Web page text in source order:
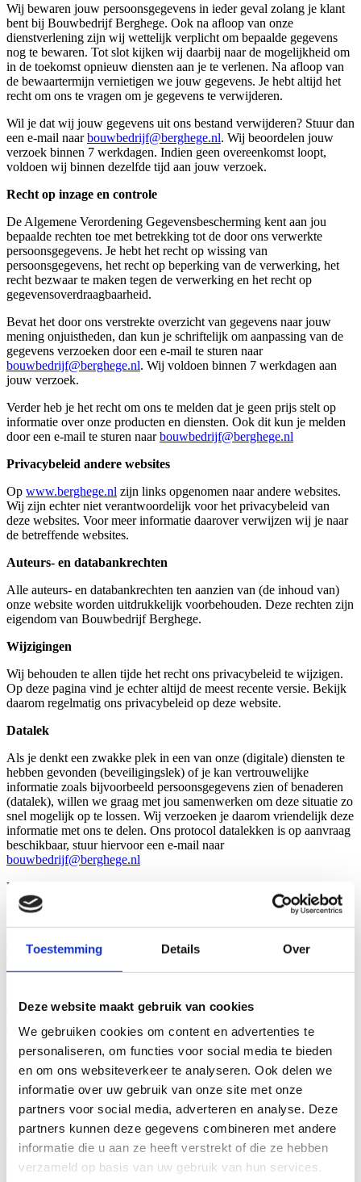
Toestemming Details Over
Deze website maakt gebruik van cookies
We gebruiken cookies om content en advertenties te
personaliseren, om functies voor social media te bieden
en om ons websiteverkeer te analyseren. Ook delen we
informatie over uw gebruik van onze site met onze
partners voor social media, adverteren en analyse. Deze
partners kunnen deze gegevens combineren met andere
informatie die u aan ze heeft verstrekt of die ze hebben
verzameld op basis van uw gebruik van hun services.
Wij bewaren jouw persoonsgegevens in ieder geval zolang je klant
bent bij Bouwbedrijf Berghege. Ook na afloop van onze
dienstverlening zijn wij wettelijk verplicht om bepaalde gegevens
nog te bewaren. Tot slot kijken wij daarbij naar de mogelijkheid om
in de toekomst opnieuw diensten aan je te verlenen. Na afloop van
de bewaartermijn vernietigen we jouw gegevens. Je hebt altijd het
recht om ons te vragen om je gegevens te verwijderen.
Wil je dat wij jouw gegevens uit ons bestand verwijderen? Stuur dan
een e-mail naarbouwbedrijf@berghege.nl. Wij beoordelen jouw
verzoek binnen 7 werkdagen. Indien geen overeenkomst loopt,
voldoen wij binnen dezelfde tijd aan jouw verzoek.
Recht op inzage en controle
De Algemene Verordening Gegevensbescherming kent aan jou
bepaalde rechten toe met betrekking tot de door ons verwerkte
persoonsgegevens. Je hebt het recht op wissing van
persoonsgegevens, het recht op beperking van de verwerking, het
recht bezwaar te maken tegen de verwerking en het recht op
gegevensoverdraagbaarheid.
Bevat het door ons verstrekte overzicht van gegevens naar jouw
mening onjuistheden, dan kun je schriftelijk om aanpassing van de
gegevens verzoeken door een e-mail te sturen naar
bouwbedrijf@berghege.nl. Wij voldoen binnen 7 werkdagen aan
jouw verzoek.
Verder heb je het recht om ons te melden dat je geen prijs stelt op
informatie over onze producten en diensten. Ook dit kun je melden
door een e-mail te sturen naarbouwbedrijf@berghege.nl
Privacybeleid andere websites
Op www.berghege.nl zijn links opgenomen naar andere websites.
Wij zijn echter niet verantwoordelijk voor het privacybeleid van
deze websites. Voor meer informatie daarover verwijzen wij je naar
de betreffende websites.
Auteurs- en databankrechten
Alle auteurs- en databankrechten ten aanzien van (de inhoud van)
onze website worden uitdrukkelijk voorbehouden. Deze rechten zijn
eigendom van Bouwbedrijf Berghege.
Wijzigingen
Wij behouden te allen tijde het recht ons privacybeleid te wijzigen.
Op deze pagina vind je echter altijd de meest recente versie. Bekijk
daarom regelmatig ons privacybeleid op deze website.
Datalek
Als je denkt een zwakke plek in een van onze (digitale) diensten te
hebben gevonden (beveiligingslek) of je kan vertrouwelijke
informatie zoals bijvoorbeeld persoonsgegevens zien of benaderen
(datalek), willen we graag met jou samenwerken om deze situatie zo
snel mogelijk op te lossen. Wij verzoeken je daarom vriendelijk deze
informatie met ons te delen. Ons protocol datalekken is op aanvraag
beschikbaar, stuur hiervoor een e-mail naar
bouwbedrijf@berghege.nl
Klachten
Heb je een klacht over de wijze waarop wij met jouw
persoonsgegevens omgaan? Dan kan je deze indienen bij ons door
een e-mail te sturen naar
bouwbedrijf@berghege.nl
met als
onderwerp “Klacht”. Wij reageren binnen 7 werkdagen op jouw
verzoek. Ook kun je een klacht indienen bij de Autoriteit
Wij hebben het recht om dit privacy statement aan te passen. Wij
adviseren je om dit privacy statement regelmatig te raadplegen. In
ieder geval op het moment dat je jouw persoonsgegevens aan ons
verstrekt.
Berghege Heerkens bouwgroep
Dankzij onze ijzersterke krachtenbundeling met familiebedrijf